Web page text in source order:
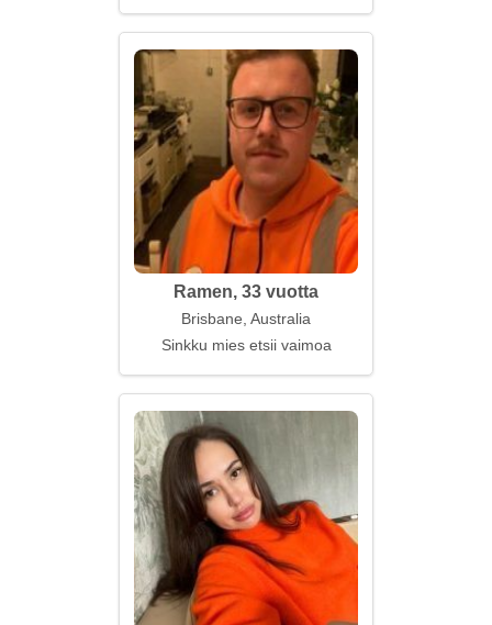
Ramen, 33 vuotta
Brisbane, Australia
Sinkku mies etsii vaimoa